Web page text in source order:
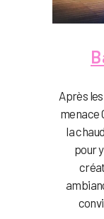
Après
menace
la
pour